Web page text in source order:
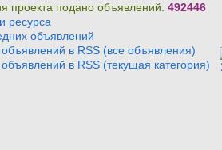
проекта подано объявлений:492446
ресурса
объявлений
в RSS (все объявления)
в RSS (текущая категория)